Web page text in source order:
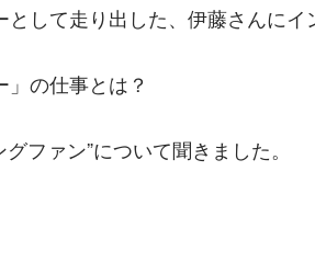
して走り出した、伊藤さんにイ
の仕事とは？
ファン”について聞きました。